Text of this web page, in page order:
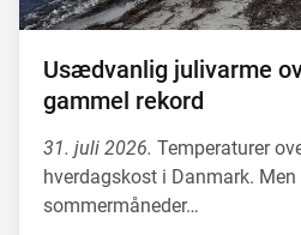
Usædvanlig julivarme
gammel rekord
31. juli 2026. Temperaturer
hverdagskost i Danmark.
sommermåneder…